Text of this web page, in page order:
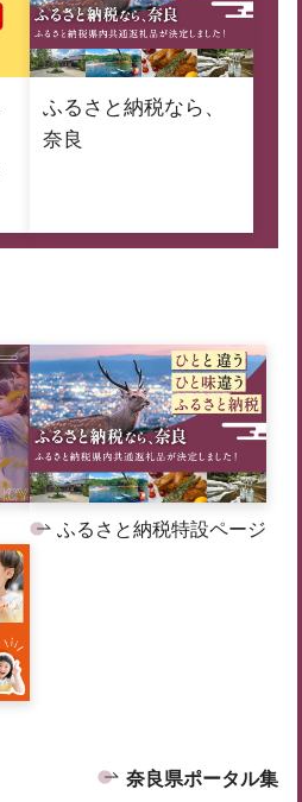
ふるさと納税なら、
奈良
ふるさと納税特設ページ
奈良県ポータル集